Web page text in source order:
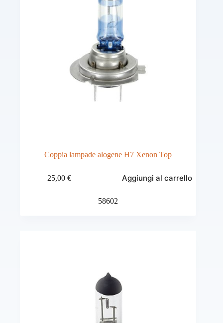
Coppia lampade alogene H7 Xenon Top
25,00 € Aggiungi al carrello
58602